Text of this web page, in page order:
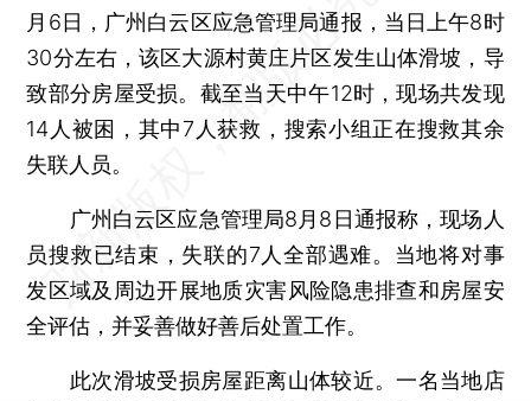
月6日，广州白云区应急管理局通报，当日上午8时
30分左右，该区大源村黄庄片区发生山体滑坡，导
致部分房屋受损。截至当天中午12时，现场共发现
14人被困，其中7人获救，搜索小组正在搜救其余
失联人员。
广州白云区应急管理局8月8日通报称，现场人
员搜救已结束，失联的7人全部遇难。当地将对事
发区域及周边开展地质灾害风险隐患排查和房屋安
全评估，并妥善做好善后处置工作。
此次滑坡受损房屋距离山体较近。一名当地店